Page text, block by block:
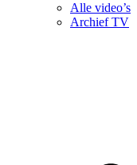
Alle video’s
Archief TV